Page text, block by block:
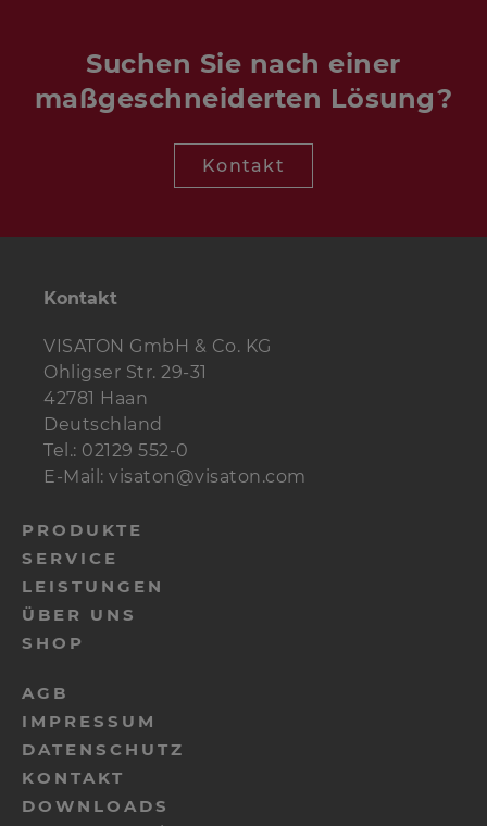
Suchen Sie nach einer
maßgeschneiderten Lösung?
Kontakt
Kontakt
VISATON GmbH & Co. KG
Ohligser Str. 29-31
42781 Haan
Deutschland
Tel.: 02129 552-0
E-Mail: visaton@visaton.com
PRODUKTE
SERVICE
LEISTUNGEN
ÜBER UNS
SHOP
AGB
IMPRESSUM
DATENSCHUTZ
KONTAKT
DOWNLOADS